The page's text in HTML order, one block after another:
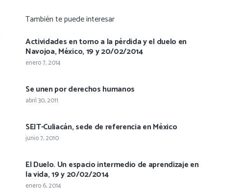
También te puede interesar
Actividades en torno a la pérdida y el duelo en
Navojoa, México, 19 y 20/02/2014
enero 7, 2014
Se unen por derechos humanos
abril 30, 2011
SEIT-Culiacán, sede de referencia en México
junio 7, 2010
El Duelo. Un espacio intermedio de aprendizaje en
la vida, 19 y 20/02/2014
enero 6, 2014